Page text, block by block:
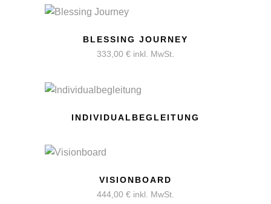
BLESSING JOURNEY
333,00 € inkl. MwSt.
INDIVIDUALBEGLEITUNG
VISIONBOARD
444,00 € inkl. MwSt.